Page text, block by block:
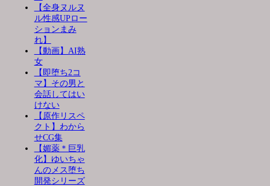
【全身ヌルヌ
ル性感UPロー
ションまみ
れ】
【動画】AI熟
女
【即堕ち2コ
マ】その男と
会話してはい
けない
【原作リスペ
クト】わから
せCG集
【媚薬＊巨乳
化】ゆいちゃ
んのメス堕ち
開発シリーズ